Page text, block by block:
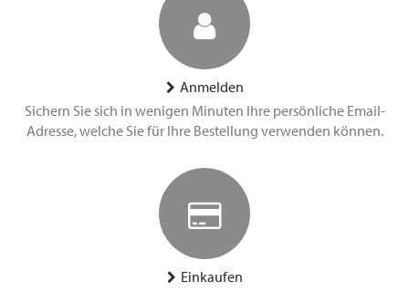
Anmelden
Sichern Sie sich in wenigen Minuten Ihre persönliche Email-
Adresse, welche Sie für Ihre Bestellung verwenden können.
Einkaufen